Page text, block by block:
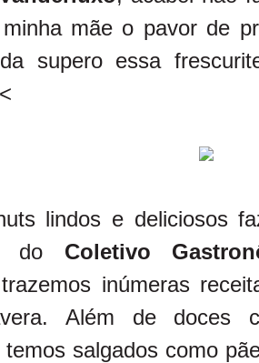
mãe o pavor de
supero essa
lindos e deliciosos
do Coletivo
inúmeras
Além de doces
temos salgados como